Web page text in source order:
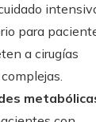
para
a cirugías